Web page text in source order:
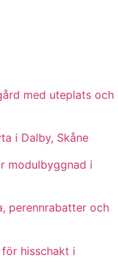
med uteplats och
i Dalby, Skåne
modulbyggnad i
perennrabatter och
hisschakt i